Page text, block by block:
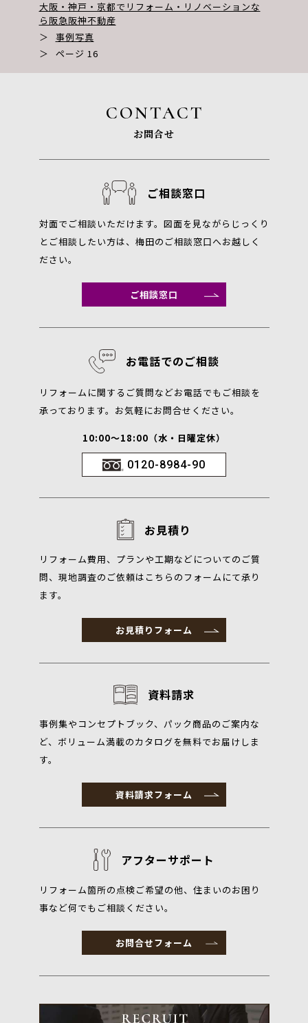
大阪・神戸・京都でリフォーム・リノベーションな
ら阪急阪神不動産
＞
事例写真
＞
ページ 16
CONTACT
お問合せ
ご相談窓口
対面でご相談いただけます。図面を見ながらじっくり
とご相談したい方は、梅田のご相談窓口へお越しく
ださい。
ご相談窓口
お電話でのご相談
リフォームに関するご質問などお電話でもご相談を
承っております。お気軽にお問合せください。
10:00～18:00（水・日曜定休）
0120-8984-90
お見積り
リフォーム費用、プランや工期などについてのご質
問、現地調査のご依頼はこちらのフォームにて承り
ます。
お見積りフォーム
資料請求
事例集やコンセプトブック、パック商品のご案内な
ど、ボリューム満載のカタログを無料でお届けしま
す。
資料請求フォーム
アフターサポート
リフォーム箇所の点検ご希望の他、住まいのお困り
事など何でもご相談ください。
お問合せフォーム